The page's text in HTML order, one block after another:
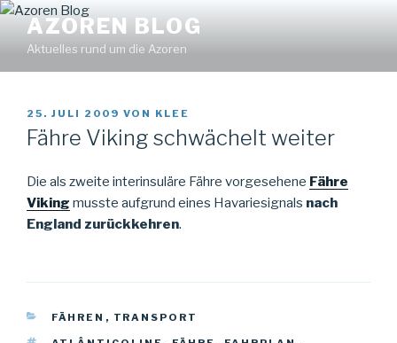
Zum
Inhalt
springen
AZOREN BLOG
Aktuelles rund um die Azoren
VERÖFFENTLICHT
AM
25. JULI 2009 VON KLEE
Fähre Viking schwächelt weiter
Die als zweite interinsuläre Fähre vorgesehene Fähre
Viking musste aufgrund eines Havariesignals nach
England zurückkehren.
KATEGORIEN
FÄHREN , TRANSPORT